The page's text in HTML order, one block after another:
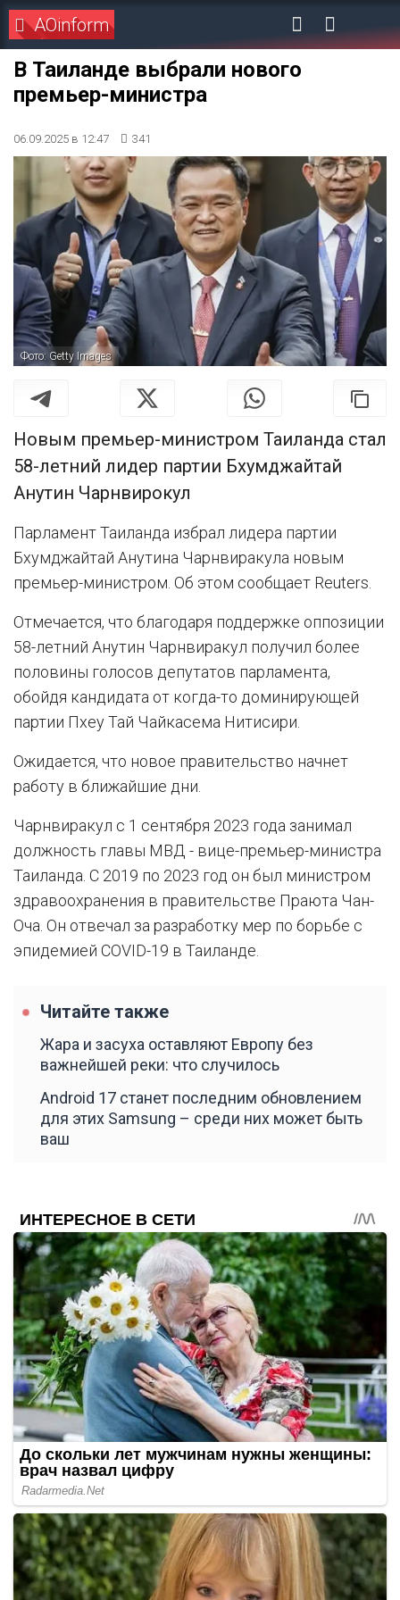
AOinform
В Таиланде выбрали нового
премьер-министра
06.09.2025 в 12:47 341
Фото: Getty Images
Новым премьер-министром Таиланда стал
58-летний лидер партии Бхумджайтай
Анутин Чарнвирокул
Парламент Таиланда избрал лидера партии
Бхумджайтай Анутина Чарнвиракула новым
премьер-министром. Об этом сообщает Reuters.
Отмечается, что благодаря поддержке оппозиции
58-летний Анутин Чарнвиракул получил более
половины голосов депутатов парламента,
обойдя кандидата от когда-то доминирующей
партии Пхеу Тай Чайкасема Нитисири.
Ожидается, что новое правительство начнет
работу в ближайшие дни.
Чарнвиракул с 1 сентября 2023 года занимал
должность главы МВД - вице-премьер-министра
Таиланда. С 2019 по 2023 год он был министром
здравоохранения в правительстве Праюта Чан-
Оча. Он отвечал за разработку мер по борьбе с
эпидемией COVID-19 в Таиланде.
Читайте также
Жара и засуха оставляют Европу без
важнейшей реки: что случилось
Android 17 станет последним обновлением
для этих Samsung – среди них может быть
ваш